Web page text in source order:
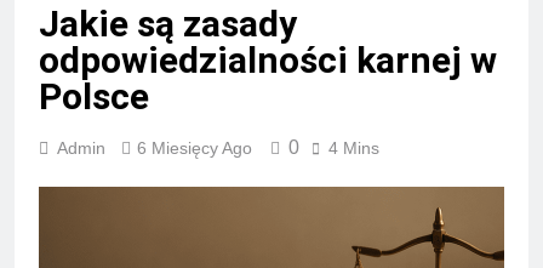
Jakie są zasady
odpowiedzialności karnej w
Polsce
Admin 6 Miesięcy Ago 0 4 Mins